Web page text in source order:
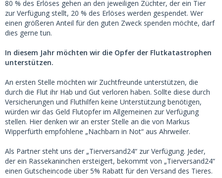
80 % des Erlöses gehen an den jeweiligen Züchter, der ein Tier
zur Verfügung stellt, 20 % des Erlöses werden gespendet. Wer
einen größeren Anteil für den guten Zweck spenden möchte, darf
dies gerne tun.
In diesem Jahr möchten wir die Opfer der Flutkatastrophen
unterstützen.
An ersten Stelle möchten wir Zuchtfreunde unterstützen, die
durch die Flut ihr Hab und Gut verloren haben. Sollte diese durch
Versicherungen und Fluthilfen keine Unterstützung benötigen,
würden wir das Geld Flutopfer im Allgemeinen zur Verfügung
stellen. Hier denken wir an erster Stelle an die von Markus
Wipperfürth empfohlene „Nachbarn in Not“ aus Ahrweiler.
Als Partner steht uns der „Tierversand24“ zur Verfügung. Jeder,
der ein Rassekaninchen ersteigert, bekommt von „Tierversand24“
einen Gutscheincode über 5% Rabatt für den Versand des Tieres.